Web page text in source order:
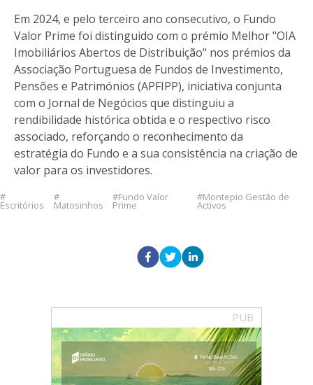
Em 2024, e pelo terceiro ano consecutivo, o Fundo
Valor Prime foi distinguido com o prémio Melhor "OIA
Imobiliários Abertos de Distribuição" nos prémios da
Associação Portuguesa de Fundos de Investimento,
Pensões e Patrimónios (APFIPP), iniciativa conjunta
com o Jornal de Negócios que distinguiu a
rendibilidade histórica obtida e o respectivo risco
associado, reforçando o reconhecimento da
estratégia do Fundo e a sua consistência na criação de
valor para os investidores.
Escritórios Matosinhos
Fundo Valor
Prime
Montepio Gestão de
Activos
PUB